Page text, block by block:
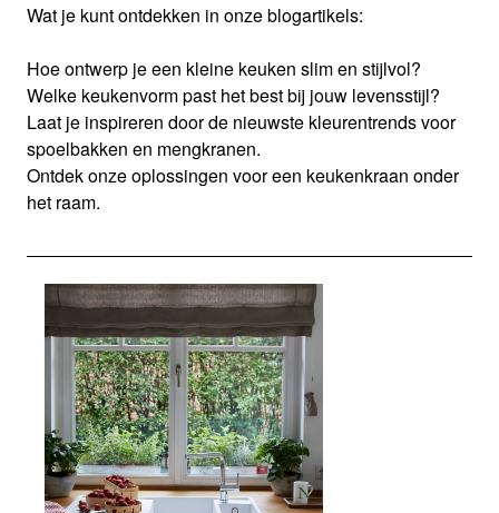
Wat je kunt ontdekken in onze blogartikels:
Hoe ontwerp je een kleine keuken slim en stijlvol?
Welke keukenvorm past het best bij jouw levensstijl?
Laat je inspireren door de nieuwste kleurentrends voor
spoelbakken en mengkranen.
Ontdek onze oplossingen voor een keukenkraan onder
het raam.